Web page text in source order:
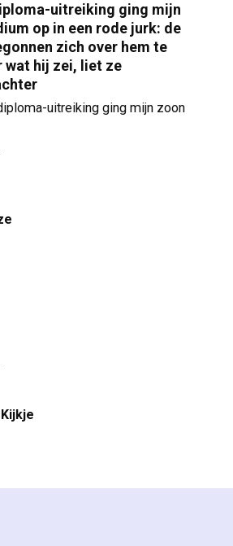
uitreiking ging mijn
op in een rode jurk: de
zich over hem te
wat hij zei, liet ze
uitreiking ging mijn zoon